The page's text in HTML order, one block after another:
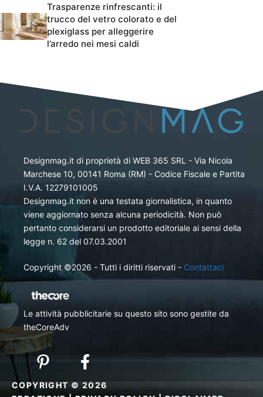
Trasparenze rinfrescanti: il
trucco del vetro colorato e del
plexiglass per alleggerire
l’arredo nei mesi caldi
Designmag.it di proprietà di WEB 365 SRL - Via Nicola
Marchese 10, 00141 Roma (RM) - Codice Fiscale e Partita
I.V.A. 12279101005
Designmag.it non è una testata giornalistica, in quanto
viene aggiornato senza alcuna periodicità. Non può
pertanto considerarsi un prodotto editoriale ai sensi della
legge n. 62 del 07.03.2001
Copyright ©2026 - Tutti i diritti riservati - Contattaci
Le attività pubblicitarie su questo sito sono gestite da
theCoreAdv
COPYRIGHT © 2026